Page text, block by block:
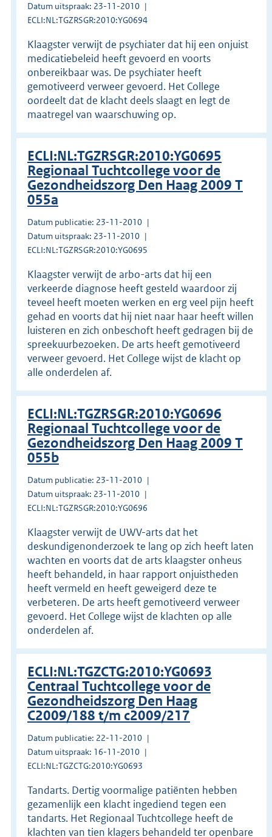
Datum uitspraak: 23-11-2010
ECLI:NL:TGZRSGR:2010:YG0694
Klaagster verwijt de psychiater dat hij een onjuist
medicatiebeleid heeft gevoerd en voorts
onbereikbaar was. De psychiater heeft
gemotiveerd verweer gevoerd. Het College
oordeelt dat de klacht deels slaagt en legt de
maatregel van waarschuwing op.
ECLI:NL:TGZRSGR:2010:YG0695
Regionaal Tuchtcollege voor de
Gezondheidszorg Den Haag 2009 T
055a
Datum publicatie: 23-11-2010
Datum uitspraak: 23-11-2010
ECLI:NL:TGZRSGR:2010:YG0695
Klaagster verwijt de arbo-arts dat hij een
verkeerde diagnose heeft gesteld waardoor zij
teveel heeft moeten werken en erg veel pijn heeft
gehad en voorts dat hij niet naar haar heeft willen
luisteren en zich onbeschoft heeft gedragen bij de
spreekuurbezoeken. De arts heeft gemotiveerd
verweer gevoerd. Het College wijst de klacht op
alle onderdelen af.
ECLI:NL:TGZRSGR:2010:YG0696
Regionaal Tuchtcollege voor de
Gezondheidszorg Den Haag 2009 T
055b
Datum publicatie: 23-11-2010
Datum uitspraak: 23-11-2010
ECLI:NL:TGZRSGR:2010:YG0696
Klaagster verwijt de UWV-arts dat het
deskundigenonderzoek te lang op zich heeft laten
wachten en voorts dat de arts klaagster onheus
heeft behandeld, in haar rapport onjuistheden
heeft vermeld en heeft geweigerd deze te
verbeteren. De arts heeft gemotiveerd verweer
gevoerd. Het College wijst de klachten op alle
onderdelen af.
ECLI:NL:TGZCTG:2010:YG0693
Centraal Tuchtcollege voor de
Gezondheidszorg Den Haag
C2009/188 t/m c2009/217
Datum publicatie: 22-11-2010
Datum uitspraak: 16-11-2010
ECLI:NL:TGZCTG:2010:YG0693
Tandarts. Dertig voormalige patiënten hebben
gezamenlijk een klacht ingediend tegen een
tandarts. Het Regionaal Tuchtcollege heeft de
klachten van tien klagers behandeld ter openbare